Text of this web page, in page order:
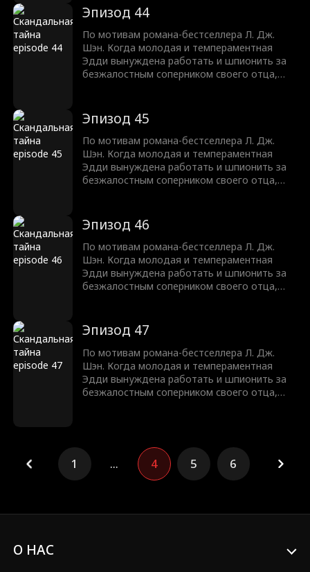
любовь с большой разницей в возрасте,
которая может погубить их обоих.
Эпизод 44
По мотивам романа-бестселлера Л. Дж.
Шэн. Когда молодая и темпераментная
Эдди вынуждена работать и шпионить за
безжалостным соперником своего отца,
любовь с большой разницей в возрасте,
которая может погубить их обоих.
Эпизод 45
По мотивам романа-бестселлера Л. Дж.
Шэн. Когда молодая и темпераментная
Эдди вынуждена работать и шпионить за
безжалостным соперником своего отца,
любовь с большой разницей в возрасте,
которая может погубить их обоих.
Эпизод 46
По мотивам романа-бестселлера Л. Дж.
Шэн. Когда молодая и темпераментная
Эдди вынуждена работать и шпионить за
безжалостным соперником своего отца,
любовь с большой разницей в возрасте,
которая может погубить их обоих.
Эпизод 47
По мотивам романа-бестселлера Л. Дж.
Шэн. Когда молодая и темпераментная
Эдди вынуждена работать и шпионить за
безжалостным соперником своего отца,
которая может погубить их обоих.
1 ... 4 5 6
О НАС